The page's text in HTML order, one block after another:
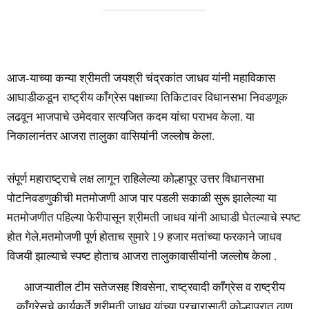
आज-याच्या कन्या श्रीमती जयश्री चंद्रकांत जाधव यांनी महाविकास
आघाडीकडून राष्ट्रीय काँग्रेस पक्षाच्या तिकिटावर विधानसभा निवडणूक
लढवून भाजपाचे उमेदवार सत्यजित कदम यांचा पराभव केला. या
निकालानंतर आजरा तालुका वासियांनी जल्लोष केला.
संपूर्ण महाराष्ट्राचे लक्ष लागून राहिलेल्या कोल्हापूर उत्तर विधानसभा
पोटनिवडणुकीची मतमोजणी आज पार पडली सकाळी सुरू झालेल्या या
मतमोजणीत पहिल्या फेरीपासून श्रीमती जाधव यांनी आघाडी घेतल्याचे स्पष्ट
होत गेले.मतमोजणी पूर्ण होताच सुमारे 19 हजार मतांच्या फरकाने जाधव
विजयी झाल्याचे स्पष्ट होताच आजरा तालुकावासीयांनी जल्लोष केला .
आजऱ्यातील टीम सतेजसह शिवसेना, राष्ट्रवादी काँग्रेस व राष्ट्रीय
काँग्रेसचे कार्यकर्ते श्रीमती जाधव यांच्या प्रचारासाठी कोल्हापुरात ठाण